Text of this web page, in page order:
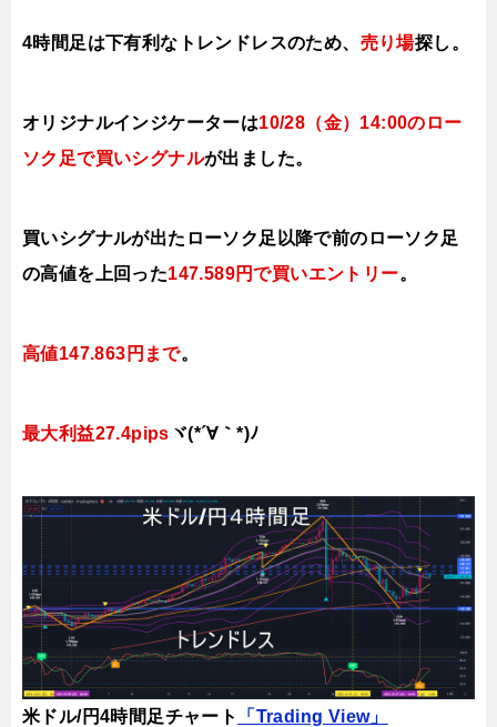
4時間足は下有利なトレンドレスのため、 売り場探し。
オリジナルインジケーターは10/28（金）14:00のロー
ソク足で買いシグナルが出ました。
買いシグナルが出たローソク足以降で前のローソク足
の高値を上回った147.589円で買いエントリー。
高値147.863円まで。
最大利益27.4pips ヾ(*´∀｀*)ﾉ
米ドル/円4時間足チャート 「Trading View」